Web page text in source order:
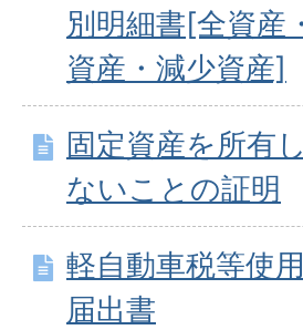
別明細書[全資産
資産・減少資産]
固定資産を所有
ないことの証明
軽自動車税等使
届出書